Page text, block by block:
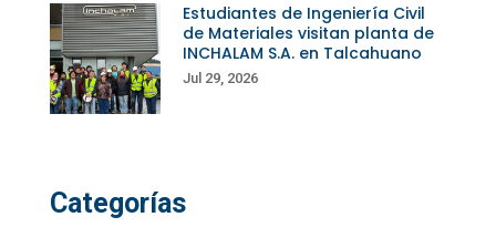
Estudiantes de Ingeniería Civil
de Materiales visitan planta de
INCHALAM S.A. en Talcahuano
Jul 29, 2026
Categorías